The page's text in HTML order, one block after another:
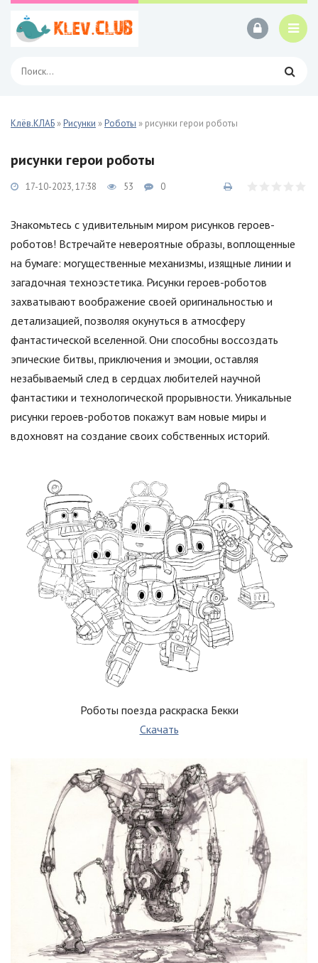
Клёв.КЛАБ »Рисунки »Роботы » рисунки герои роботы
рисунки герои роботы
17-10-2023, 17:38 53 0
Знакомьтесь с удивительным миром рисунков героев-
роботов! Встречайте невероятные образы, воплощенные
на бумаге: могущественные механизмы, изящные линии и
загадочная техноэстетика. Рисунки героев-роботов
захватывают воображение своей оригинальностью и
детализацией, позволяя окунуться в атмосферу
фантастической вселенной. Они способны воссоздать
эпические битвы, приключения и эмоции, оставляя
незабываемый след в сердцах любителей научной
фантастики и технологической прорывности. Уникальные
рисунки героев-роботов покажут вам новые миры и
вдохновят на создание своих собственных историй.
Роботы поезда раскраска Бекки
Скачать